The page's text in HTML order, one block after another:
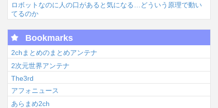
ロボットなのに人の口があると気になる…どういう原理で動い
てるのか
Bookmarks
2chまとめのまとめアンテナ
2次元世界アンテナ
The3rd
アフォニュース
あらまめ2ch